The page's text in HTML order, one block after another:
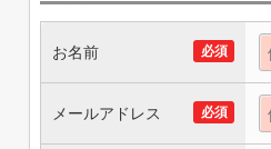
必須
お名前
必須
メールアドレス